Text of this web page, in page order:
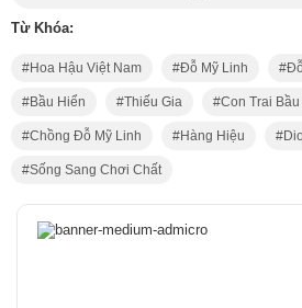
Từ Khóa:
Hoa Hậu Việt Nam Đỗ Mỹ Linh
Bầu Hiển Thiếu Gia Con Trai
Chồng Đỗ Mỹ Linh Hàng Hiệu
Sống Sang Chơi Chất